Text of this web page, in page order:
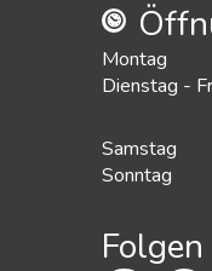
Montag
Dienstag -
Samstag
Sonntag